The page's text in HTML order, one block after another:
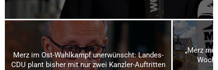
Merz im Ost-Wahlkampf unerwünscht: Landes-
CDU plant bisher mit nur zwei Kanzler-Auftritten
„Merz